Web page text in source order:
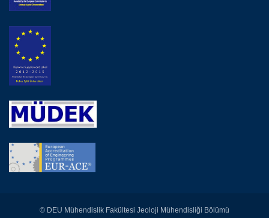
© DEU Mühendislik Fakültesi Jeoloji Mühendisliği Bölümü